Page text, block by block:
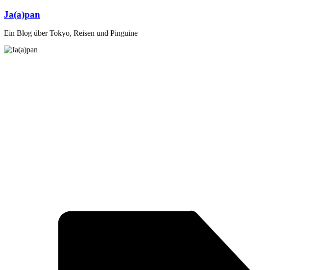
Zum
Inhalt
springen
Ja(a)pan
Ein Blog über Tokyo, Reisen und Pinguine